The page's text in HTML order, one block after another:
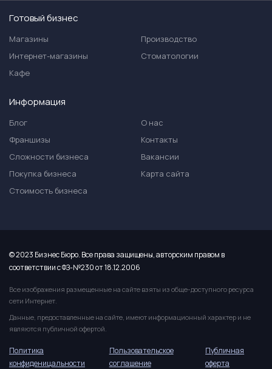
Готовый бизнес
Магазины
Интернет-магазины
Кафе
Производство
Стоматологии
Информация
Блог
Франшизы
Сложности бизнеса
Покупка бизнеса
Стоимость бизнеса
О нас
Контакты
Вакансии
Карта сайта
© 2023 Бизнес Бюро. Все права защищены, авторским правом в
соответствии с ФЗ-№230 от 18.12.2006
Все изображения размещенные на сайте взяты из обще-доступного ресурса
сети Интернет.
Данные, предоставленные на сайте, имеют информационный характер и не
являются публичной офертой.
Политика
конфиденицальности
Пользовательское
соглашение
Публичная
оферта